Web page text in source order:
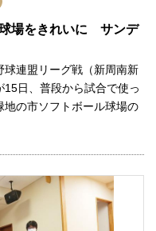
球場をきれいに サンデ
連盟リーグ戦（新周南新
日、普段から試合で使っ
の市ソフトボール球場の